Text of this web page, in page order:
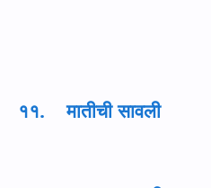
११. मातीची सावली